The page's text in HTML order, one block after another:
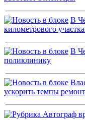
В
километрового
В
поликлинику
ускорить темпы